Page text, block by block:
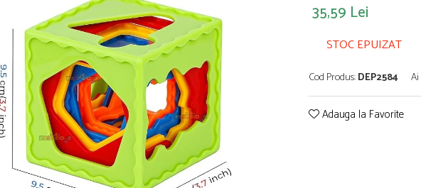
35,59 Lei
STOC EPUIZAT
Cod Produs:DEP2584
Adauga la Favorite